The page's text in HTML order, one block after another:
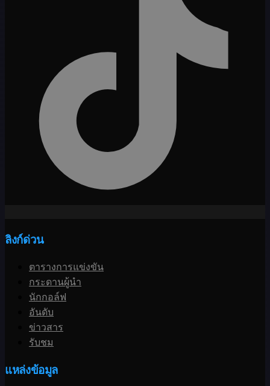
ลิงก์ด่วน
ตารางการแข่งขัน
กระดานผู้นำ
นักกอล์ฟ
อันดับ
ข่าวสาร
รับชม
แหล่งข้อมูล